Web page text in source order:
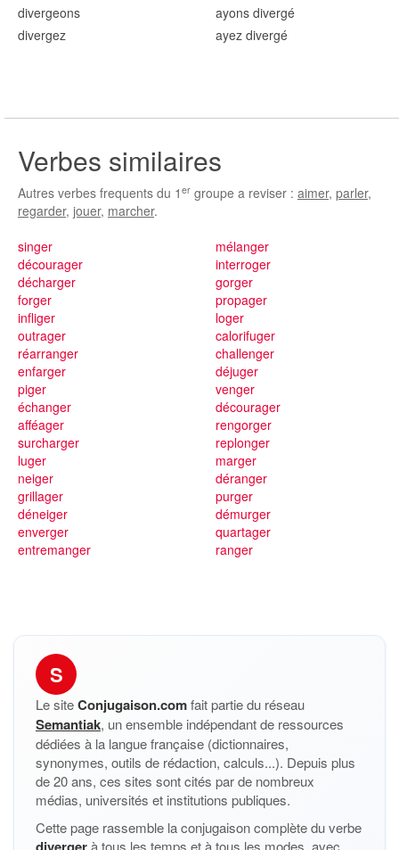
divergeons
divergez
ayons divergé
ayez divergé
Verbes similaires
Autres verbes frequents du 1 er groupe a reviser : aimer, parler,
regarder, jouer, marcher.
singer
décourager
décharger
forger
infliger
outrager
réarranger
enfarger
piger
mélanger
interroger
gorger
propager
loger
calorifuger
challenger
déjuger
venger
échanger
afféager
surcharger
luger
neiger
grillager
déneiger
enverger
entremanger
décourager
rengorger
replonger
marger
déranger
purger
démurger
quartager
ranger
S
Le siteConjugaison.comfait partie du réseau
Semantiak, un ensemble indépendant de ressources
dédiées à la langue française (dictionnaires,
synonymes, outils de rédaction, calculs...). Depuis plus
de 20 ans, ces sites sont cités par de nombreux
médias, universités et institutions publiques.
Cette page rassemble la conjugaison complète du verbe
à tous les temps et à tous les modes, avec